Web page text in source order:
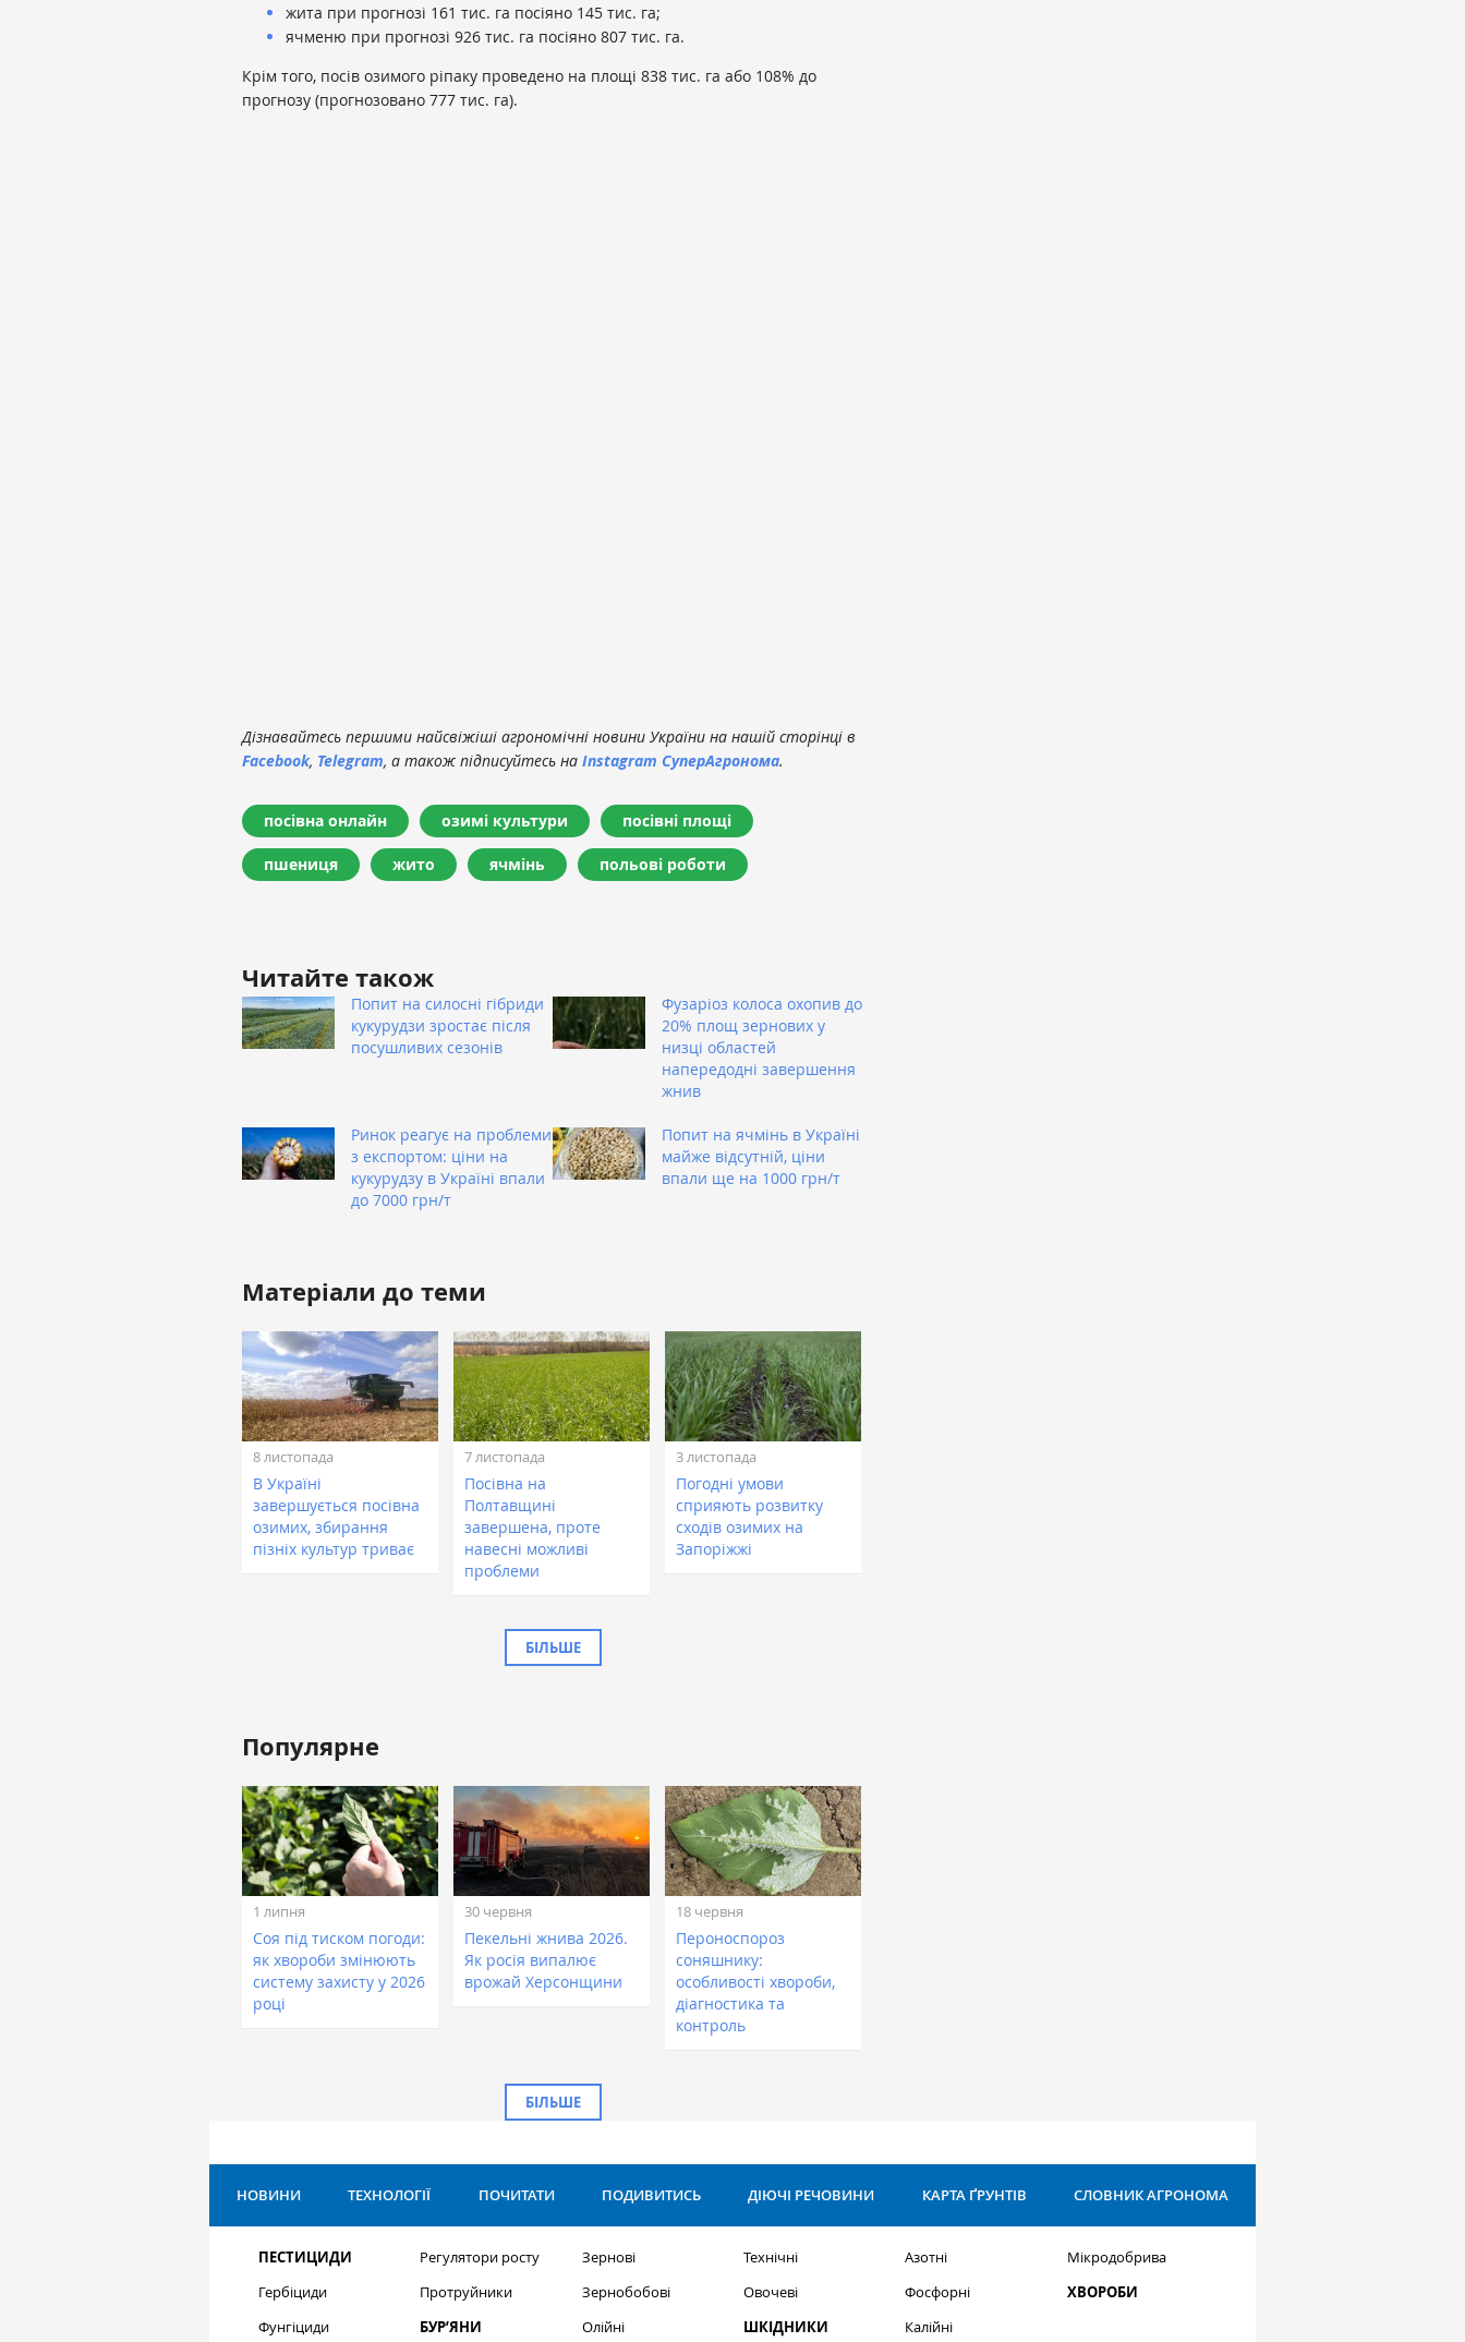
жита при прогнозі 161 тис. га посіяно 145 тис. га;
ячменю при прогнозі 926 тис. га посіяно 807 тис. га.
Крім того, посів озимого ріпаку проведено на площі 838 тис. га або 108% до
прогнозу (прогнозовано 777 тис. га).
Дізнавайтесь першими найсвіжіші агрономічні новини України на нашій сторінці в
Facebook, Telegram, а також підписуйтесь на Instagram СуперАгронома.
посівна онлайн озимі культури посівні площі
пшениця жито ячмінь польові роботи
Читайте також
Попит на силосні гібриди
кукурудзи зростає після
посушливих сезонів
Фузаріоз колоса охопив до
20% площ зернових у
низці областей
напередодні завершення
жнив
Ринок реагує на проблеми
з експортом: ціни на
кукурудзу в Україні впали
до 7000 грн/т
Попит на ячмінь в Україні
майже відсутній, ціни
впали ще на 1000 грн/т
Матеріали до теми
8 листопада
В Україні
завершується посівна
озимих, збирання
пізніх культур триває
7 листопада
Посівна на
Полтавщині
завершена, проте
навесні можливі
проблеми
3 листопада
Погодні умови
сприяють розвитку
сходів озимих на
Запоріжжі
БІЛЬШЕ
Популярне
1 липня
Соя під тиском погоди:
як хвороби змінюють
систему захисту у 2026
році
30 червня
Пекельні жнива 2026.
Як росія випалює
врожай Херсонщини
18 червня
Пероноспороз
соняшнику:
особливості хвороби,
діагностика та
контроль
БІЛЬШЕ
НОВИНИ ТЕХНОЛОГІЇ ПОЧИТАТИ ПОДИВИТИСЬ ДІЮЧІ РЕЧОВИНИ КАРТА ҐРУНТІВ СЛОВНИК АГРОНОМА
ПЕСТИЦИДИ
Гербіциди
Фунгіциди
Регулятори росту
Протруйники
БУР’ЯНИ
Зернові
Зернобобові
Олійні
Технічні
Овочеві
ШКІДНИКИ
Азотні
Фосфорні
Калійні
Мікродобрива
ХВОРОБИ